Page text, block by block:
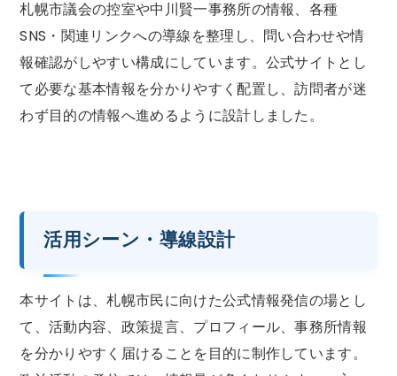
札幌市議会の控室や中川賢一事務所の情報、各種
SNS・関連リンクへの導線を整理し、問い合わせや情
報確認がしやすい構成にしています。公式サイトとし
て必要な基本情報を分かりやすく配置し、訪問者が迷
わず目的の情報へ進めるように設計しました。
活用シーン・導線設計
本サイトは、札幌市民に向けた公式情報発信の場とし
て、活動内容、政策提言、プロフィール、事務所情報
を分かりやすく届けることを目的に制作しています。